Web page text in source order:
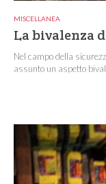
MISCELLANEA
La bivalenza
Nel campo della
assunto un aspetto